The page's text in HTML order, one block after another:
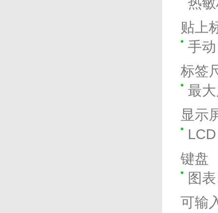
贴上
手动
标签
最
显示
键盘
图
可输